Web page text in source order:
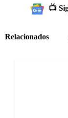
📺
Relacionados